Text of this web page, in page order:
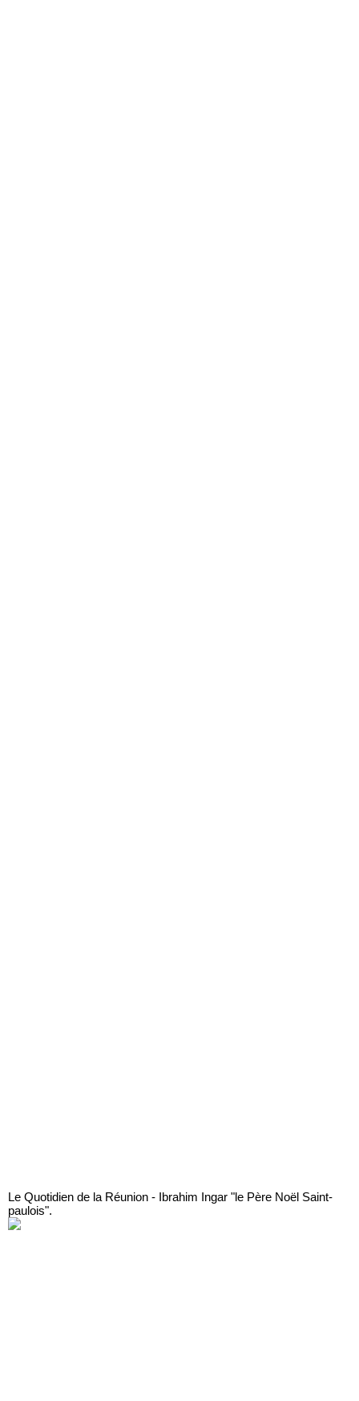
Le Quotidien de la Réunion - Ibrahim Ingar "le Père Noël Saint-
paulois".